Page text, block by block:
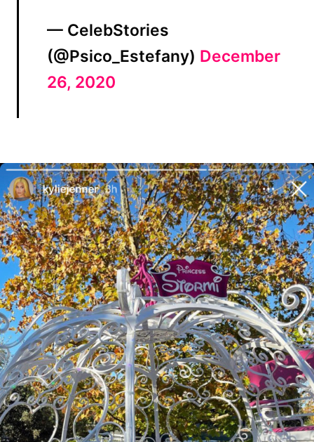
— CelebStories
(@Psico_Estefany) December
26, 2020